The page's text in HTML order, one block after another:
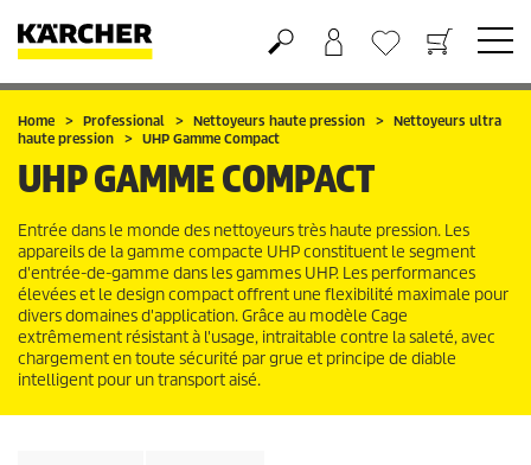
Panier
Liste d'envies
Home Professional Nettoyeurs haute pression
Nettoyeurs ultra
haute pression
UHP Gamme Compact
UHP GAMME COMPACT
Entrée dans le monde des nettoyeurs très haute pression. Les
appareils de la gamme compacte UHP constituent le segment
d'entrée-de-gamme dans les gammes UHP. Les performances
élevées et le design compact offrent une flexibilité maximale pour
divers domaines d'application. Grâce au modèle Cage
extrêmement résistant à l'usage, intraitable contre la saleté, avec
chargement en toute sécurité par grue et principe de diable
intelligent pour un transport aisé.